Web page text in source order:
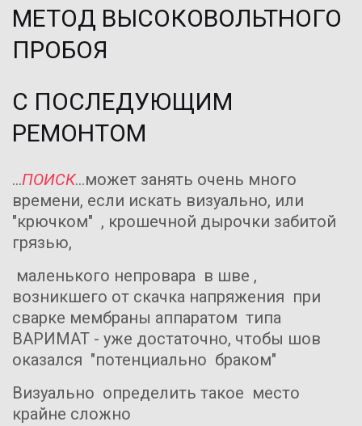
МЕТОД ВЫСОКОВОЛЬТНОГО
ПРОБОЯ
С ПОСЛЕДУЮЩИМ
РЕМОНТОМ
...ПОИСК...может занять очень много
времени, если искать визуально, или
"крючком"  , крошечной дырочки забитой
грязью,
возникшего от скачка напряжения  при
сварке мембраны аппаратом  типа
ВАРИМАТ - уже достаточно, чтобы шов
оказался  "потенциально  браком"
Визуально  определить такое  место
крайне сложно